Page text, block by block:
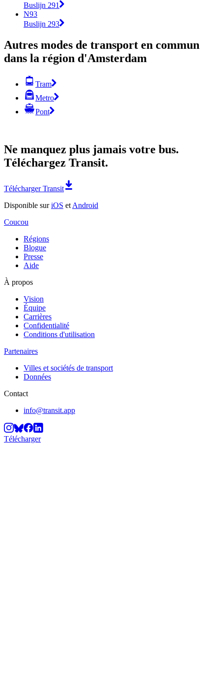
Buslijn 291
N93
Buslijn 293
Autres modes de transport en commun
dans la région d'Amsterdam
Tram
Metro
Pont
Ne manquez plus jamais votre bus.
Téléchargez Transit.
Télécharger Transit
Disponible suriOS et Android
Coucou
Régions
Blogue
Presse
Aide
À propos
Vision
Équipe
Carrières
Confidentialité
Conditions d'utilisation
Partenaires
Villes et sociétés de transport
Données
Contact
info@transit.app
Télécharger